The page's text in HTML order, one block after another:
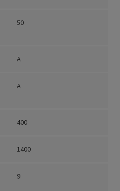
50
A
A
400
1400
9